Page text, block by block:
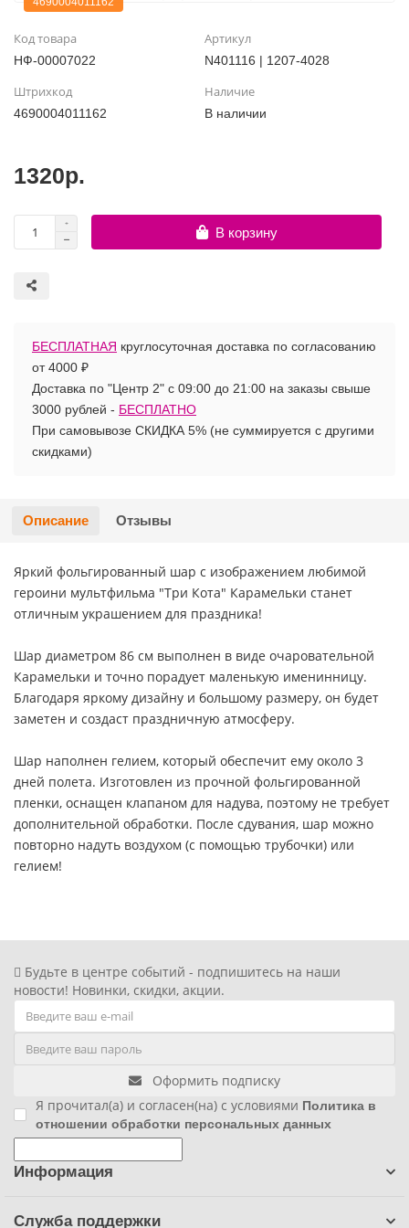
Фольгированные шары
Ходячие шары
Для девочек
Для мальчиков
Маме
23 февраля
День Святого Валентина
Хэллоуин
Майнкрафт
Маша и медведь
Ми-ми-мишки
Покемон
Принцессы
Роблокс
Смешарики и малышарики
Супергерои
Тачки
Трансформеры
Три кота
Уэнсдей мрачная девочка
Фиксики
Чебурашка
Человек паук
Черепашки ниндзя
Код товара
НФ-00007022
Артикул
N401116 | 1207-4028
Штрихкод
4690004011162
Наличие
В наличии
1320р.
В корзину
БЕСПЛАТНАЯ круглосуточная доставка по согласованию
от 4000 ₽
Доставка по "Центр 2" с 09:00 до 21:00 на заказы свыше
3000 рублей - БЕСПЛАТНО
При самовывозе СКИДКА 5% (не суммируется с другими
скидками)
Описание Отзывы
Яркий фольгированный шар с изображением любимой
героини мультфильма "Три Кота" Карамельки станет
отличным украшением для праздника!
Шар диаметром 86 см выполнен в виде очаровательной
Карамельки и точно порадует маленькую именинницу.
Благодаря яркому дизайну и большому размеру, он будет
заметен и создаст праздничную атмосферу.
Шар наполнен гелием, который обеспечит ему около 3
дней полета. Изготовлен из прочной фольгированной
пленки, оснащен клапаном для надува, поэтому не требует
дополнительной обработки. После сдувания, шар можно
повторно надуть воздухом (с помощью трубочки) или
гелием!
Будьте в центре событий - подпишитесь на наши
новости! Новинки, скидки, акции.
Оформить подписку
Я прочитал(а) и согласен(на) с условиями Политика в
отношении обработки персональных данных
Информация
Служба поддержки